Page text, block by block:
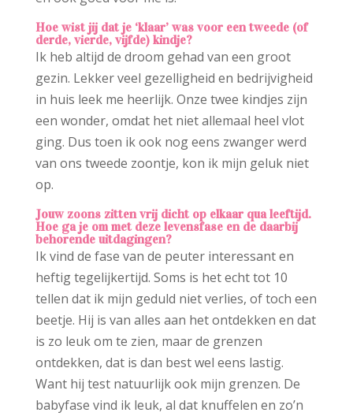
Hoe wist jij dat je ‘klaar’ was voor een tweede (of
derde, vierde, vijfde) kindje?
Ik heb altijd de droom gehad van een groot
gezin. Lekker veel gezelligheid en bedrijvigheid
in huis leek me heerlijk. Onze twee kindjes zijn
een wonder, omdat het niet allemaal heel vlot
ging. Dus toen ik ook nog eens zwanger werd
van ons tweede zoontje, kon ik mijn geluk niet
op.
Jouw zoons zitten vrij dicht op elkaar qua leeftijd.
Hoe ga je om met deze levensfase en de daarbij
behorende uitdagingen?
Ik vind de fase van de peuter interessant en
heftig tegelijkertijd. Soms is het echt tot 10
tellen dat ik mijn geduld niet verlies, of toch een
beetje. Hij is van alles aan het ontdekken en dat
is zo leuk om te zien, maar de grenzen
ontdekken, dat is dan best wel eens lastig.
Want hij test natuurlijk ook mijn grenzen. De
babyfase vind ik leuk, al dat knuffelen en zo’n